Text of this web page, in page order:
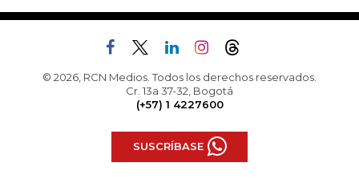
© 2026, RCN Medios. Todos los derechos reservados.
Cr. 13a 37-32, Bogotá
(+57) 1 4227600
SUSCRÍBASE